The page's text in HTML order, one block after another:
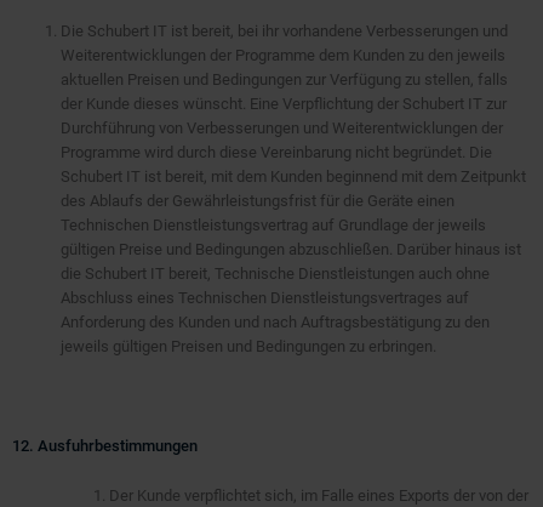
Die Schubert IT ist bereit, bei ihr vorhandene Verbesserungen und
Weiterentwicklungen der Programme dem Kunden zu den jeweils
aktuellen Preisen und Bedingungen zur Verfügung zu stellen, falls
der Kunde dieses wünscht. Eine Verpflichtung der Schubert IT zur
Durchführung von Verbesserungen und Weiterentwicklungen der
Programme wird durch diese Vereinbarung nicht begründet. Die
Schubert IT ist bereit, mit dem Kunden beginnend mit dem Zeitpunkt
des Ablaufs der Gewährleistungsfrist für die Geräte einen
Technischen Dienstleistungsvertrag auf Grundlage der jeweils
gültigen Preise und Bedingungen abzuschließen. Darüber hinaus ist
die Schubert IT bereit, Technische Dienstleistungen auch ohne
Abschluss eines Technischen Dienstleistungsvertrages auf
Anforderung des Kunden und nach Auftragsbestätigung zu den
jeweils gültigen Preisen und Bedingungen zu erbringen.
12. Ausfuhrbestimmungen
Der Kunde verpflichtet sich, im Falle eines Exports der von der